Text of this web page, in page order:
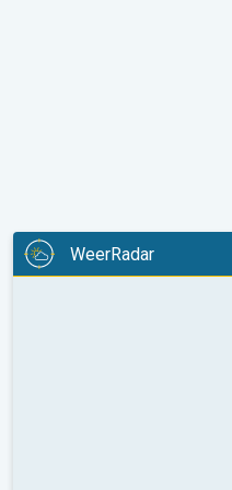
WeerRadar